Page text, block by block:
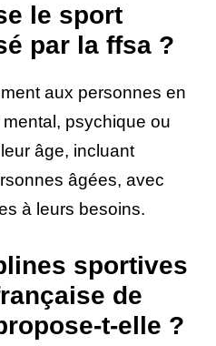
le sport
par la ffsa ?
aux personnes en
psychique ou
âge, incluant
âgées, avec
à leurs besoins.
sportives
de
t-elle ?